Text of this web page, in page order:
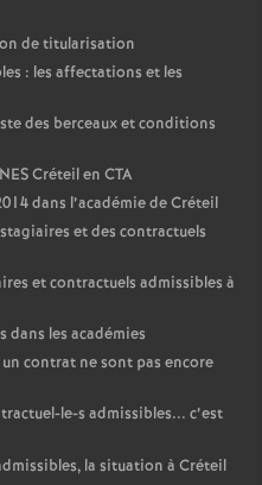
de titularisation
: les affectations et les
des berceaux et conditions
Créteil en CTA
dans l’académie de Créteil
et des contractuels
et contractuels admissibles à
les académies
contrat ne sont pas encore
le-s admissibles... c’est
la situation à Créteil